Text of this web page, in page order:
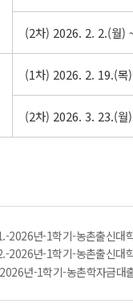
(2차) 2026. 2. 2.(월)
(1차) 2026. 2. 19.(
(2차) 2026. 3. 23.(
2026년-1학기-농촌출신대
2026년-1학기-농촌출신대
년-1학기-농촌학자금대